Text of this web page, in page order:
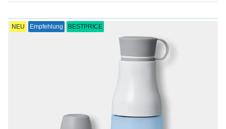
NEU Empfehlung BESTPRICE